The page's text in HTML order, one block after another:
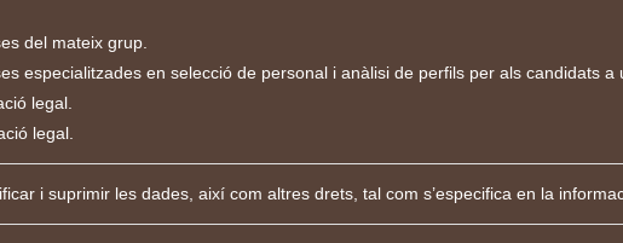
del mateix grup.
especialitzades en selecció de personal i anàlisi de perfils per als candidats a
legal.
legal.
i suprimir les dades, així com altres drets, tal com s’especifica en la